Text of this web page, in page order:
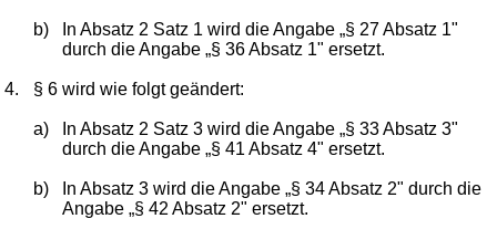
b)
In Absatz 2 Satz 1 wird die Angabe „§ 27 Absatz 1"
durch die Angabe „§ 36 Absatz 1" ersetzt.
4. § 6 wird wie folgt geändert:
a)
In Absatz 2 Satz 3 wird die Angabe „§ 33 Absatz 3"
durch die Angabe „§ 41 Absatz 4" ersetzt.
b)
In Absatz 3 wird die Angabe „§ 34 Absatz 2" durch die
Angabe „§ 42 Absatz 2" ersetzt.